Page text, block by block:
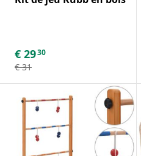
€ 2930
€ 31